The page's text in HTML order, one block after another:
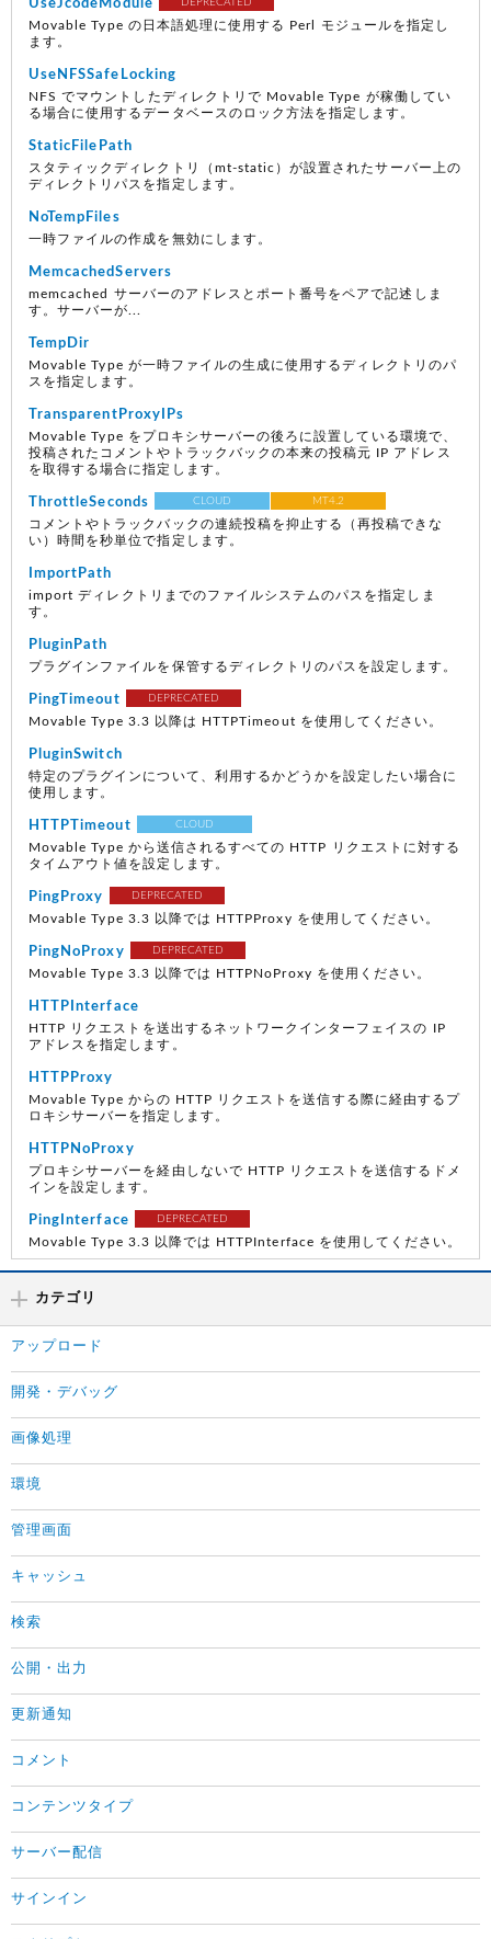
UseJcodeModule DEPRECATED
Movable Type の日本語処理に使用する Perl モジュールを指定し
ます。
UseNFSSafeLocking
NFS でマウントしたディレクトリで Movable Type が稼働してい
る場合に使用するデータベースのロック方法を指定します。
StaticFilePath
スタティックディレクトリ（mt-static）が設置されたサーバー上の
ディレクトリパスを指定します。
NoTempFiles
一時ファイルの作成を無効にします。
MemcachedServers
memcached サーバーのアドレスとポート番号をペアで記述しま
す。サーバーが...
TempDir
Movable Type が一時ファイルの生成に使用するディレクトリのパ
スを指定します。
TransparentProxyIPs
Movable Type をプロキシサーバーの後ろに設置している環境で、
投稿されたコメントやトラックバックの本来の投稿元 IP アドレス
を取得する場合に指定します。
ThrottleSeconds CLOUD MT4.2
コメントやトラックバックの連続投稿を抑止する（再投稿できな
い）時間を秒単位で指定します。
ImportPath
import ディレクトリまでのファイルシステムのパスを指定しま
す。
PluginPath
プラグインファイルを保管するディレクトリのパスを設定します。
PingTimeout DEPRECATED
Movable Type 3.3 以降は HTTPTimeout を使用してください。
PluginSwitch
特定のプラグインについて、利用するかどうかを設定したい場合に
使用します。
HTTPTimeout CLOUD
Movable Type から送信されるすべての HTTP リクエストに対する
タイムアウト値を設定します。
PingProxy DEPRECATED
Movable Type 3.3 以降では HTTPProxy を使用してください。
PingNoProxy DEPRECATED
Movable Type 3.3 以降では HTTPNoProxy を使用ください。
HTTPInterface
HTTP リクエストを送出するネットワークインターフェイスの IP
アドレスを指定します。
HTTPProxy
Movable Type からの HTTP リクエストを送信する際に経由するプ
ロキシサーバーを指定します。
HTTPNoProxy
プロキシサーバーを経由しないで HTTP リクエストを送信するドメ
インを設定します。
PingInterface DEPRECATED
Movable Type 3.3 以降では HTTPInterface を使用してください。
カテゴリ
アップロード
開発・デバッグ
画像処理
環境
管理画面
キャッシュ
検索
公開・出力
更新通知
コメント
コンテンツタイプ
サーバー配信
サインイン